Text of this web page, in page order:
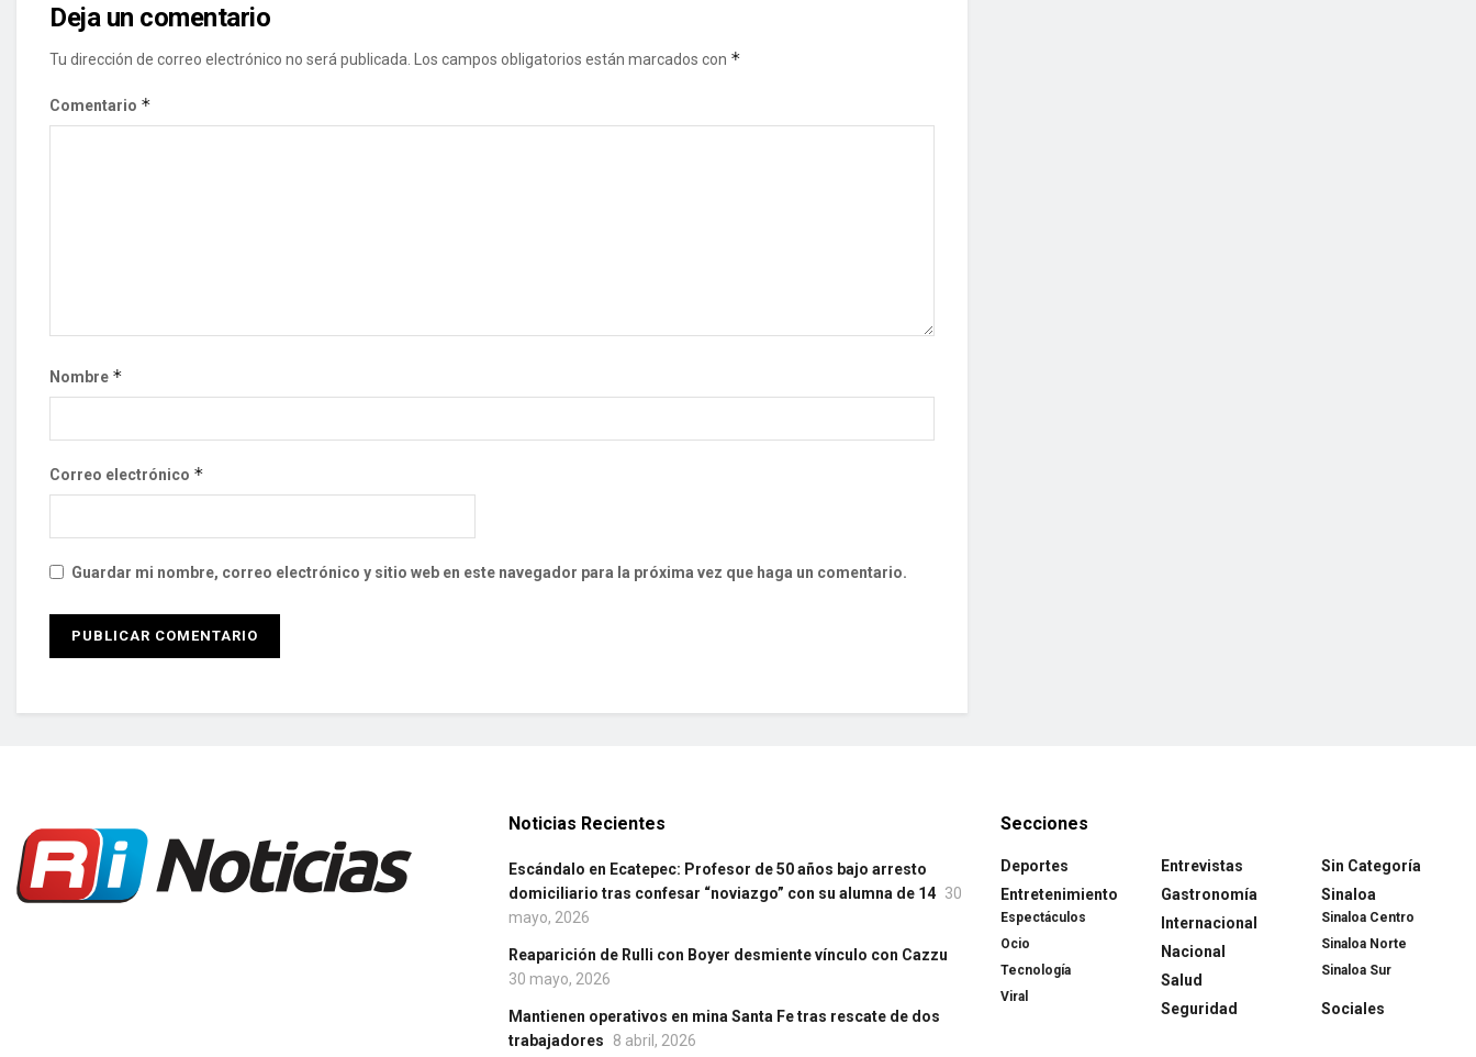
Deja un comentario
Tu dirección de correo electrónico no será publicada. Los campos obligatorios están marcados con *
Comentario *
Nombre *
Correo electrónico *
Guardar mi nombre, correo electrónico y sitio web en este navegador para la próxima vez que haga un comentario.
Noticias Recientes
Escándalo en Ecatepec: Profesor de 50 años bajo arresto
domiciliario tras confesar “noviazgo” con su alumna de 14 30
mayo, 2026
Reaparición de Rulli con Boyer desmiente vínculo con Cazzu
30 mayo, 2026
Mantienen operativos en mina Santa Fe tras rescate de dos
trabajadores
8 abril, 2026
Secciones
Deportes
Entretenimiento
Espectáculos
Ocio
Tecnología
Viral
Entrevistas
Gastronomía
Internacional
Nacional
Salud
Seguridad
Sin Categoría
Sinaloa
Sinaloa Centro
Sinaloa Norte
Sinaloa Sur
Sociales